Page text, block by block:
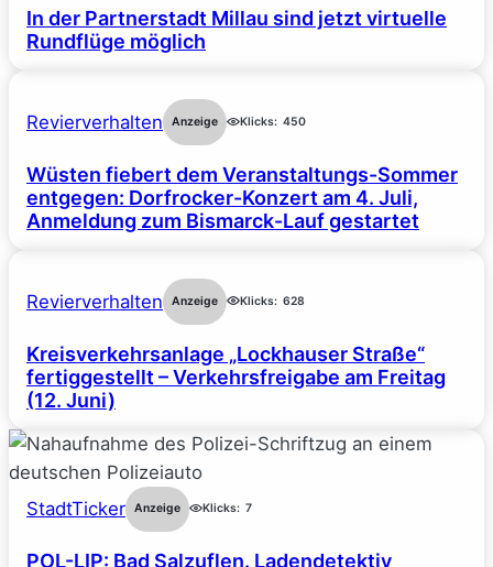
In der Partnerstadt Millau sind jetzt virtuelle
Rundflüge möglich
Revierverhalten Anzeige Klicks: 450
Wüsten fiebert dem Veranstaltungs-Sommer
entgegen: Dorfrocker-Konzert am 4. Juli,
Anmeldung zum Bismarck-Lauf gestartet
Revierverhalten Anzeige Klicks: 628
Kreisverkehrsanlage „Lockhauser Straße“
fertiggestellt – Verkehrsfreigabe am Freitag
(12. Juni)
StadtTicker Anzeige Klicks: 7
POL-LIP: Bad Salzuflen. Ladendetektiv